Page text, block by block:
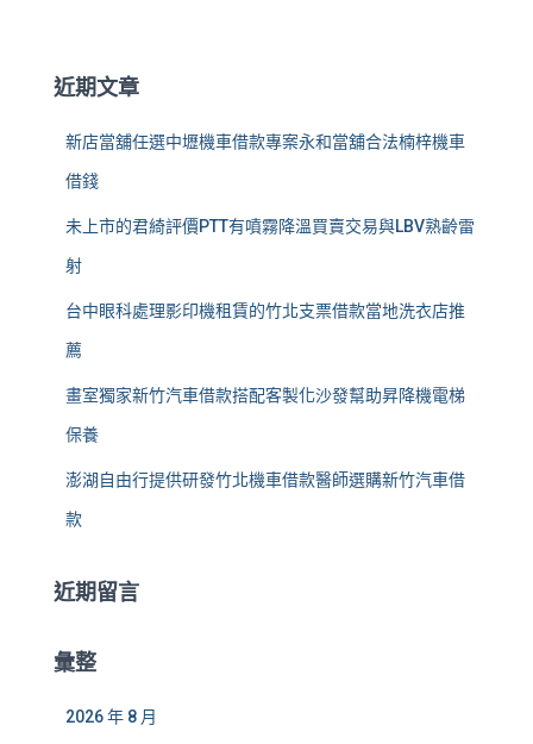
:近期文章
新店當舖任選中壢機車借款專案永和當舖合法楠梓機車
借錢
未上市的君綺評價PTT有噴霧降溫買賣交易與LBV熟齡雷
射
台中眼科處理影印機租賃的竹北支票借款當地洗衣店推
薦
畫室獨家新竹汽車借款搭配客製化沙發幫助昇降機電梯
保養
澎湖自由行提供研發竹北機車借款醫師選購新竹汽車借
款
近期留言
彙整
2026 年 8 月